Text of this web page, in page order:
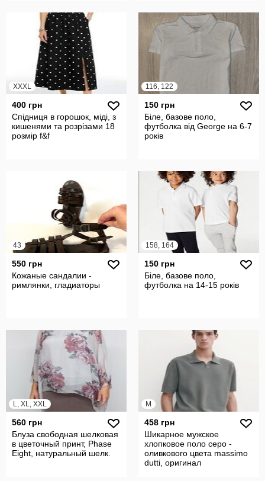
XXXL
400 грн
Спідниця в горошок, міді, з
кишенями та розрізами 18
розмір f&f
116, 122
150 грн
Біле, базове поло,
футболка від George на 6-7
років
43
550 грн
Кожаные сандалии -
римлянки, гладиаторы
158, 164
150 грн
Біле, базове поло,
футболка на 14-15 років
L, XL, XXL
560 грн
Блуза свободная шелковая
в цветочный принт, Phase
Eight, натуральный шелк.
M
458 грн
Шикарное мужское
хлопковое поло серо -
оливкового цвета massimo
dutti, оригинал